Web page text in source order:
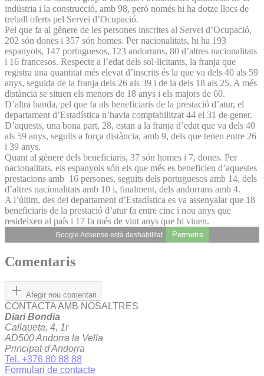
indústria i la construcció, amb 98, però només hi ha dotze llocs de
treball oferts pel Servei d’Ocupació.
Pel que fa al gènere de les persones inscrites al Servei d’Ocupació,
202 són dones i 357 són homes. Per nacionalitats, hi ha 193
espanyols, 147 portuguesos, 123 andorrans, 80 d’altres nacionalitats
i 16 francesos. Respecte a l’edat dels sol·licitants, la franja que
registra una quantitat més elevat d’inscrits és la que va dels 40 als 59
anys, seguida de la franja dels 26 als 39 i de la dels 18 als 25. A més
distància se situen els menors de 18 anys i els majors de 60.
D’altra banda, pel que fa als beneficiaris de la prestació d’atur, el
departament d’Estadística n’havia comptabilitzat 44 el 31 de gener.
D’aquests, una bona part, 28, estan a la franja d’edat que va dels 40
als 59 anys, seguits a força distància, amb 9, dels que tenen entre 26
i 39 anys.
Quant al gènere dels beneficiaris, 37 són homes i 7, dones. Per
nacionalitats, els espanyols són els que més es beneficien d’aquestes
prestacions amb 16 persones, seguits dels portuguesos amb 14, dels
d’altres nacionalitats amb 10 i, finalment, dels andorrans amb 4.
A l’últim, des del departament d’Estadística es va assenyalar que 18
beneficiaris de la prestació d’atur fa entre cinc i nou anys que
resideixen al país i 17 fa més de vint anys que hi viuen.
Google Adsense està deshabilitat. Permetre
Comentaris
Afegir nou comentari
CONTACTA AMB NOSALTRES
Diari Bondia
Callaueta, 4, 1r
AD500 Andorra la Vella
Principat d'Andorra
Tel. +376 80 88 88
Formulari de contacte